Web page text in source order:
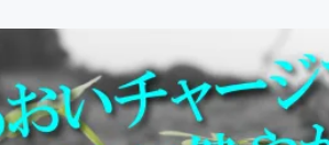
アート・写真 音楽
テクノロジー・ガジェット ゲ